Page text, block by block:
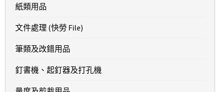
紙類用品
文件處理 (快勞 File)
筆類及改錯用品
釘書機、起釘器及打孔機